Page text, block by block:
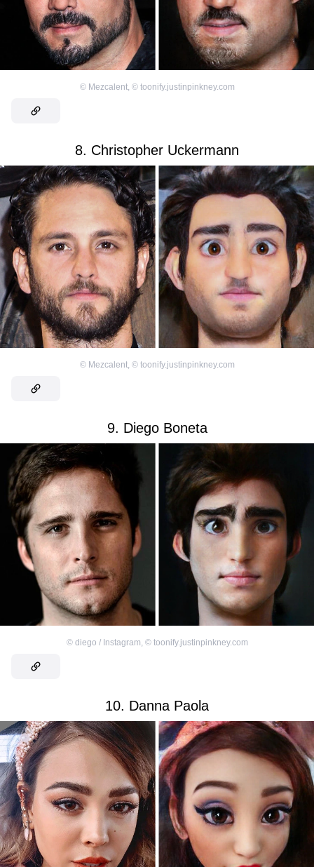
© Mezcalent, © toonify.justinpinkney.com
8. Christopher Uckermann
© Mezcalent, © toonify.justinpinkney.com
9. Diego Boneta
© diego / Instagram © toonify.justinpinkney.com
10. Danna Paola